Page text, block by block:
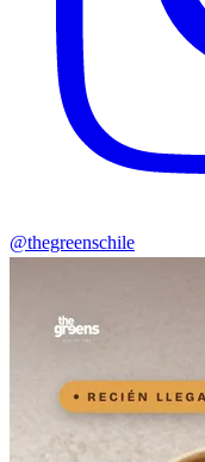
@thegreenschile